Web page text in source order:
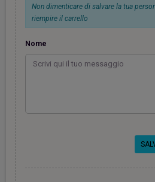
Non dimenticare di salvare la tua
riempire il carrello
Nome